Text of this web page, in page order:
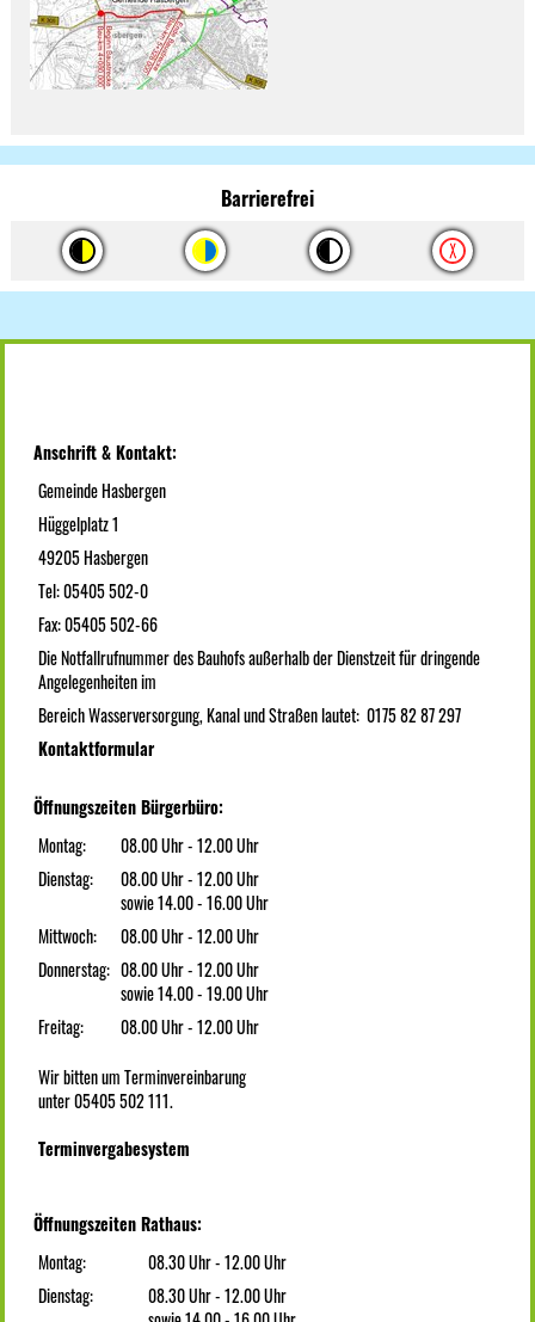
Barrierefrei
Anschrift & Kontakt:
Gemeinde Hasbergen
Hüggelplatz 1
49205 Hasbergen
Tel: 05405 502-0
Fax: 05405 502-66
Die Notfallrufnummer des Bauhofs außerhalb der Dienstzeit für dringende
Angelegenheiten im
Bereich Wasserversorgung, Kanal und Straßen lautet: 0175 82 87 297
Kontaktformular
Öffnungszeiten Bürgerbüro:
Montag:
08.00 Uhr - 12.00 Uhr
Dienstag:
08.00 Uhr - 12.00 Uhr
sowie 14.00 - 16.00 Uhr
Mittwoch:
08.00 Uhr - 12.00 Uhr
Donnerstag: 08.00 Uhr - 12.00 Uhr
sowie 14.00 - 19.00 Uhr
Freitag:
08.00 Uhr - 12.00 Uhr
Wir bitten um Terminvereinbarung
unter 05405 502 111.
Terminvergabesystem
Öffnungszeiten Rathaus:
Montag:
08.30 Uhr - 12.00 Uhr
Dienstag:
08.30 Uhr - 12.00 Uhr